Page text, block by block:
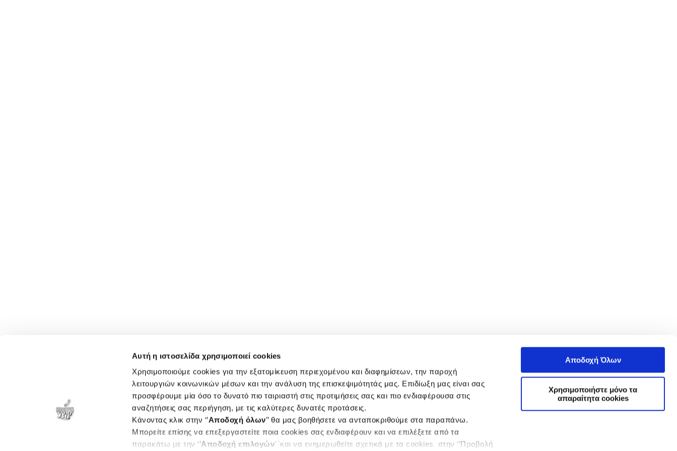
Αυτή η ιστοσελίδα χρησιμοποιεί cookies
Χρησιμοποιούμε cookies για την εξατομίκευση περιεχομένου και διαφημίσεων, την παροχή
λειτουργιών κοινωνικών μέσων και την ανάλυση της επισκεψιμότητάς μας. Επιδίωξη μας είναι σας
προσφέρουμε μία όσο το δυνατό πιο ταιριαστή στις προτιμήσεις σας και πιο ενδιαφέρουσα στις
αναζητήσεις σας περιήγηση, με τις καλύτερες δυνατές προτάσεις.
Κάνοντας κλικ στην ‘’Αποδοχή όλων’’ θα μας βοηθήσετε να ανταποκριθούμε στα παραπάνω.
Μπορείτε επίσης να επεξεργαστείτε ποια cookies σας ενδιαφέρουν και να επιλέξετε από τα
παρακάτω με την ‘’Αποδοχή επιλογών΄΄και να ενημερωθείτε σχετικά με τα cookies στην ‘’Προβολή
Αποδοχή Όλων
Χρησιμοποιήστε μόνο τα
απαραίτητα cookies